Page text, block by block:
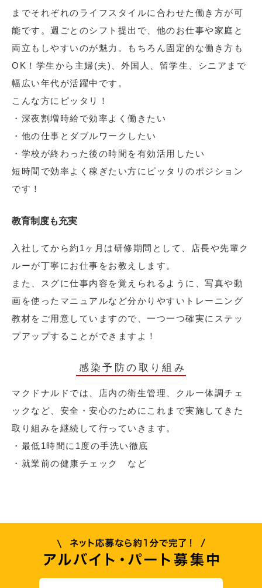
までそれぞれのライフスタイルに合わせた働き方が可
能です。週ごとのシフト提出で、他のお仕事や家庭と
両立もしやすいのが魅力。もちろん固定的な働き方も
OK！学生から主婦(夫)、外国人、留学生、シニアまで
幅広い年代が活躍中です。
こんな方にピッタリ！
・深夜割増時給で効率よく働きたい
・他の仕事とダブルワークしたい
・学校が終わった後の時間を有効活用したい
短時間で効率よく稼ぎたい方にピッタリのポジション
です！
教育制度も充実
入社してから約1ヶ月は研修期間として、店長や先輩ク
ルーが丁寧にお仕事をお教えします。
また、スグに仕事内容を覚えられるように、写真や動
画を使ったマニュアルなど分かりやすいトレーニング
教材をご用意していますので、一つ一つ確実にステッ
プアップすることができますよ！
感染予防の取り組み
マクドナルドでは、店内の衛生管理、クルー体調チェ
ックなど、安全・安心のためにこれまで実施してきた
取り組みを継続して行っていきます。
・最低1時間に1度の手洗い徹底
・就業前の健康チェック など